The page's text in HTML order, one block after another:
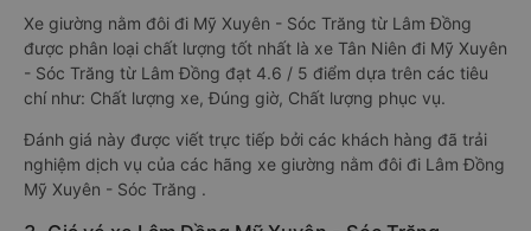
Xe giường nằm đôi đi Mỹ Xuyên - Sóc Trăng từ Lâm Đồng
được phân loại chất lượng tốt nhất là xe Tân Niên đi Mỹ Xuyên
- Sóc Trăng từ Lâm Đồng đạt 4.6 / 5 điểm dựa trên các tiêu
chí như: Chất lượng xe, Đúng giờ, Chất lượng phục vụ.
Đánh giá này được viết trực tiếp bởi các khách hàng đã trải
nghiệm dịch vụ của các hãng xe giường nằm đôi đi Lâm Đồng
Mỹ Xuyên - Sóc Trăng .